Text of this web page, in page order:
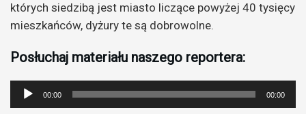
których siedzibą jest miasto liczące powyżej 40 tysięcy
mieszkańców, dyżury te są dobrowolne.
Posłuchaj materiału naszego reportera:
Odtwarzacz
plików
00:00 00:00